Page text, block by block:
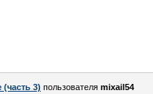
3) пользователя mixail54